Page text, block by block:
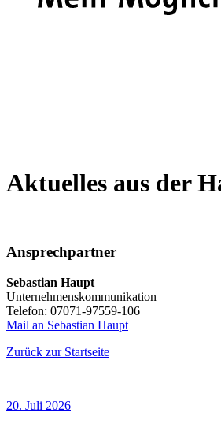
Aktuelles aus der
Ansprechpartner
Sebastian Haupt
Unternehmenskommunikation
Telefon: 07071-97559-106
Mail an Sebastian Haupt
Zurück zur Startseite
20. Juli 2026